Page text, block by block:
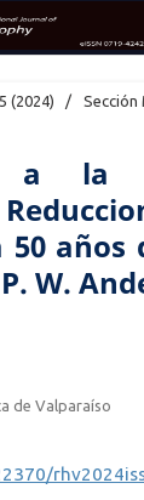
(2024) / Sección
a la
50 años
W.
de Valparaíso